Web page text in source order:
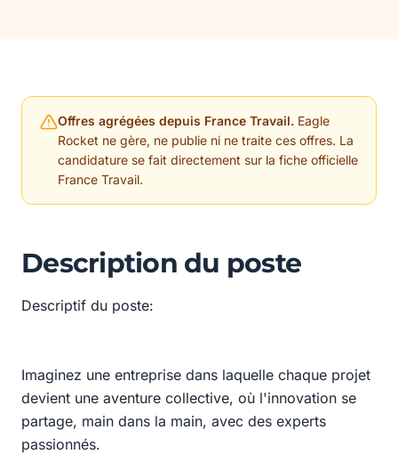
Offres agrégées depuis France Travail. Eagle
Rocket ne gère, ne publie ni ne traite ces offres. La
candidature se fait directement sur la fiche officielle
France Travail.
Description du poste
Descriptif du poste:
Imaginez une entreprise dans laquelle chaque projet
devient une aventure collective, où l'innovation se
partage, main dans la main, avec des experts
passionnés.